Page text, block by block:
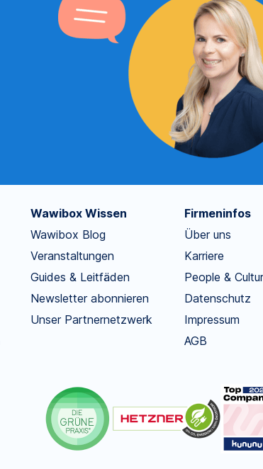
Wawibox Wissen
Wawibox Blog
Veranstaltungen
Guides & Leitfäden
Newsletter abonnieren
Unser Partnernetzwerk
Firmeninfos
Über uns
Karriere
People &
Datenschutz
Impressum
AGB